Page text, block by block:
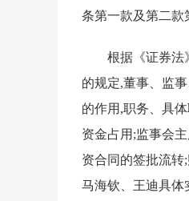
条第一款及第二款
根据《证券法
的规定,董事、监
的作用,职务、具
资金占用;监事会
资合同的签批流转
马海钦、王迪具体